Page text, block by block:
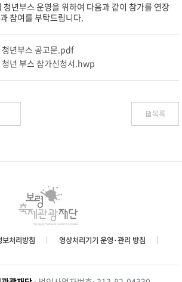
청년부스 운영을 위하여 다음과 같이 참가를 연장
참여를 부탁드립니다.
년부스 공고문.pdf
년 부스 참가신청서.hwp
목록
보처리방침
영상처리기기 운영·관리 방침